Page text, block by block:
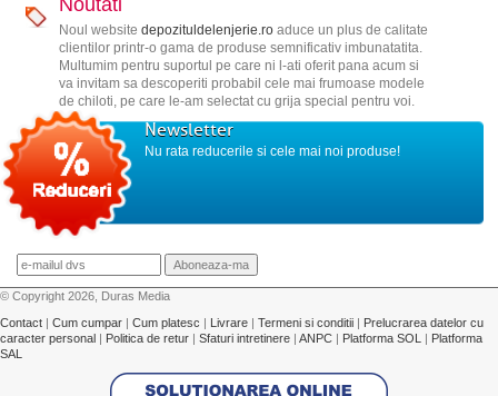
Noutati
Noul website depozituldelenjerie.roaduce un plus de calitate
clientilor printr-o gama de produse semnificativ imbunatatita.
Multumim pentru suportul pe care ni l-ati oferit pana acum si
va invitam sa descoperiti probabil cele mai frumoase modele
de chiloti, pe care le-am selectat cu grija special pentru voi.
Newsletter
Nu rata reducerile si cele mai noi produse!
© Copyright 2026, Duras Media
Contact | Cum cumpar | Cum platesc | Livrare | Termeni si conditii | Prelucrarea datelor cu
caracter personal | Politica de retur | Sfaturi intretinere | ANPC | Platforma SOL | Platforma
SAL